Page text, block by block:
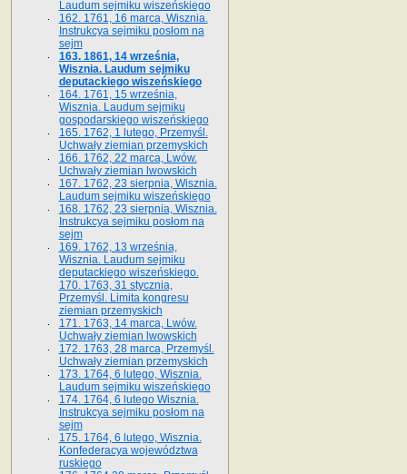
Laudum sejmiku wiszeńskiego
162. 1761, 16 marca, Wisznia.
Instrukcya sejmiku posłom na
sejm
163. 1861, 14 września,
Wisznia. Laudum sejmiku
deputackiego wiszeńskiego
164. 1761, 15 września,
Wisznia. Laudum sejmiku
gospodarskiego wiszeńskiego
165. 1762, 1 lutego, Przemyśl.
Uchwały ziemian przemyskich
166. 1762, 22 marca, Lwów.
Uchwały ziemian lwowskich
167. 1762, 23 sierpnia, Wisznia.
Laudum sejmiku wiszeńskiego
168. 1762, 23 sierpnia, Wisznia.
Instrukcya sejmiku posłom na
sejm
169. 1762, 13 września,
Wisznia. Laudum sejmiku
deputackiego wiszeńskiego.
170. 1763, 31 stycznia,
Przemyśl. Limita kongresu
ziemian przemyskich
171. 1763, 14 marca, Lwów.
Uchwały ziemian lwowskich
172. 1763, 28 marca, Przemyśl.
Uchwały ziemian przemyskich
173. 1764, 6 lutego, Wisznia.
Laudum sejmiku wiszeńskiego
174. 1764, 6 lutego Wisznia.
Instrukcya sejmiku posłom na
sejm
175. 1764, 6 lutego, Wisznia.
Konfederacya województwa
ruskiego